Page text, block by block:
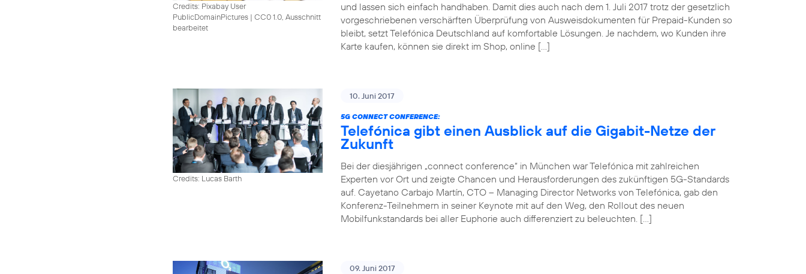
Credits: Pixabay User
PublicDomainPictures | CC0 1.0, Ausschnitt
bearbeitet
und lassen sich einfach handhaben. Damit dies auch nach dem 1. Juli 2017 trotz der gesetzlich
vorgeschriebenen verschärften Überprüfung von Ausweisdokumenten für Prepaid-Kunden so
bleibt, setzt Telefónica Deutschland auf komfortable Lösungen. Je nachdem, wo Kunden ihre
Karte kaufen, können sie direkt im Shop, online […]
Credits: Lucas Barth
10. Juni 2017
5G CONNECT CONFERENCE:
Telefónica gibt einen Ausblick auf die Gigabit-Netze der
Zukunft
Bei der diesjährigen „connect conference“ in München war Telefónica mit zahlreichen
Experten vor Ort und zeigte Chancen und Herausforderungen des zukünftigen 5G-Standards
auf. Cayetano Carbajo Martín, CTO – Managing Director Networks von Telefónica, gab den
Konferenz-Teilnehmern in seiner Keynote mit auf den Weg, den Rollout des neuen
Mobilfunkstandards bei aller Euphorie auch differenziert zu beleuchten. […]
09. Juni 2017